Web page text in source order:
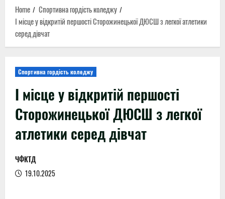
Home
Спортивна гордість коледжу
I місце у відкритій першості Сторожинецької ДЮСШ з легкої атлетики
серед дівчат
Спортивна гордість коледжу
I місце у відкритій першості
Сторожинецької ДЮСШ з легкої
атлетики серед дівчат
ЧФКТД
19.10.2025